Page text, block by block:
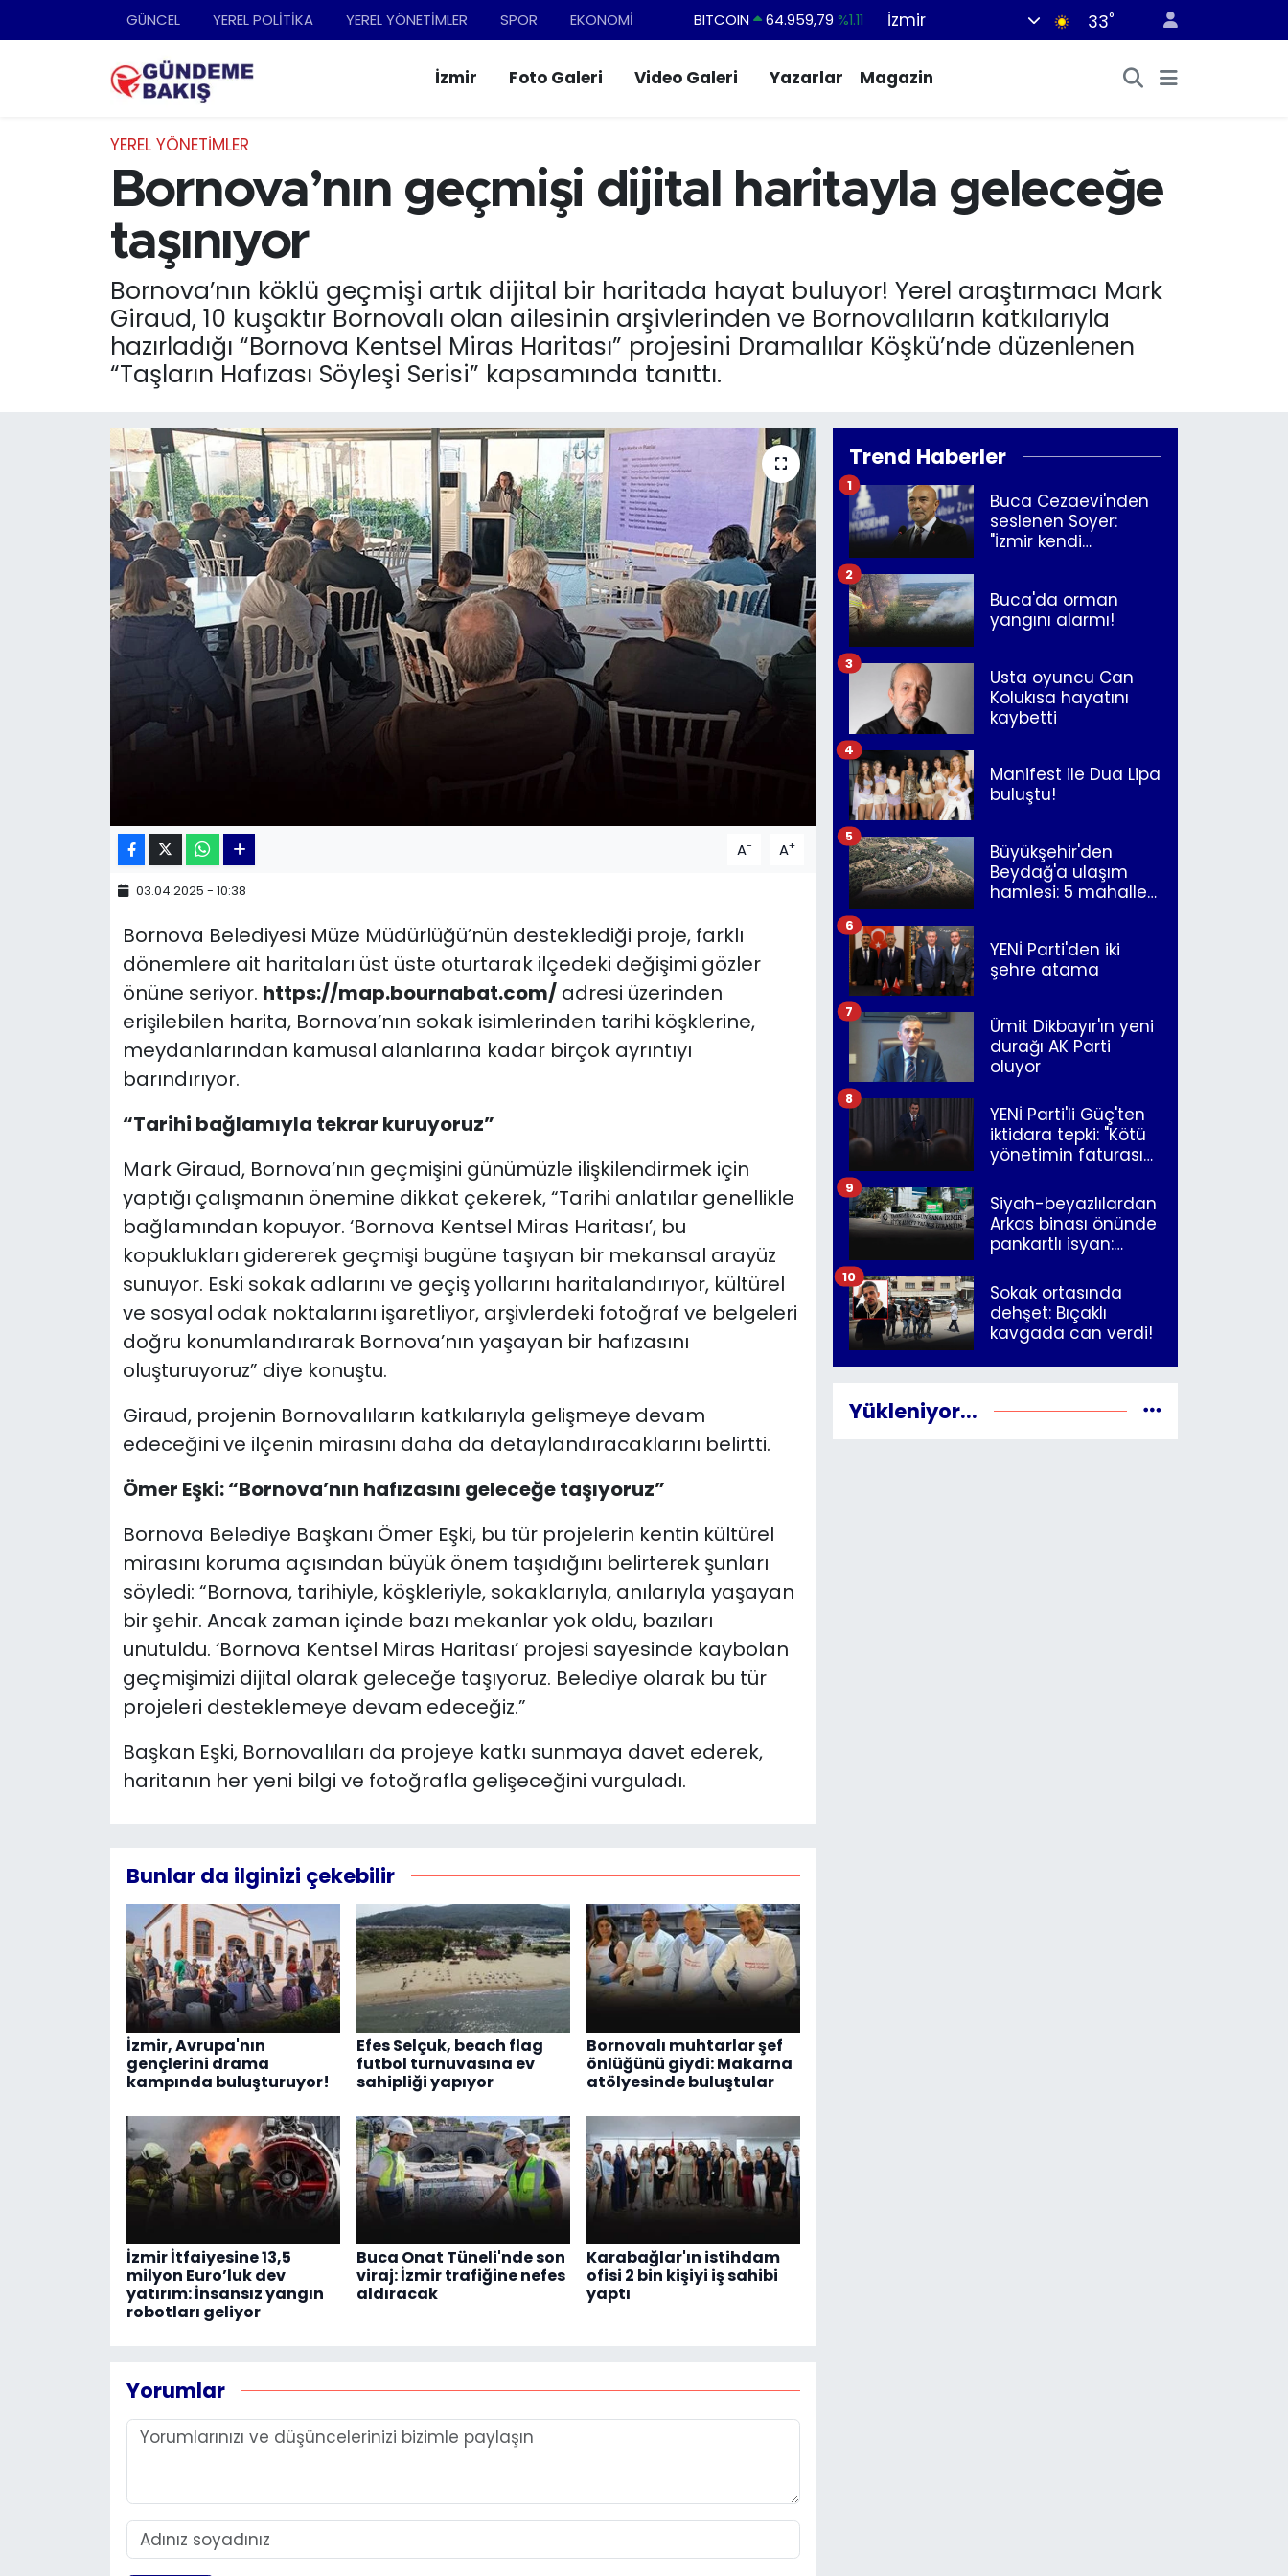
GÜNCEL YEREL POLİTİKA YEREL YÖNETİMLER SPOR EKONOMİ BITCOIN 64.959,79 %1.11
DOLAR
47,7436%0.18
EURO
55,2510 %0.32
BİST100
13.779 %-14
İzmir 33°
İzmir Foto Galeri Video Galeri Yazarlar Magazin
YEREL YÖNETİMLER
Bornova’nın geçmişi dijital haritayla geleceğe
taşınıyor
Bornova’nın köklü geçmişi artık dijital bir haritada hayat buluyor! Yerel araştırmacı Mark
Giraud, 10 kuşaktır Bornovalı olan ailesinin arşivlerinden ve Bornovalıların katkılarıyla
hazırladığı “Bornova Kentsel Miras Haritası” projesini Dramalılar Köşkü’nde düzenlenen
“Taşların Hafızası Söyleşi Serisi” kapsamında tanıttı.
A- A+
03.04.2025 - 10:38
Bornova Belediyesi Müze Müdürlüğü’nün desteklediği proje, farklı
dönemlere ait haritaları üst üste oturtarak ilçedeki değişimi gözler
önüne seriyor. https://map.bournabat.com/adresi üzerinden
erişilebilen harita, Bornova’nın sokak isimlerinden tarihi köşklerine,
meydanlarından kamusal alanlarına kadar birçok ayrıntıyı
barındırıyor.
“Tarihi bağlamıyla tekrar kuruyoruz”
Mark Giraud, Bornova’nın geçmişini günümüzle ilişkilendirmek için
yaptığı çalışmanın önemine dikkat çekerek, “Tarihi anlatılar genellikle
bağlamından kopuyor. ‘Bornova Kentsel Miras Haritası’, bu
kopuklukları gidererek geçmişi bugüne taşıyan bir mekansal arayüz
sunuyor. Eski sokak adlarını ve geçiş yollarını haritalandırıyor, kültürel
ve sosyal odak noktalarını işaretliyor, arşivlerdeki fotoğraf ve belgeleri
doğru konumlandırarak Bornova’nın yaşayan bir hafızasını
oluşturuyoruz” diye konuştu.
Giraud, projenin Bornovalıların katkılarıyla gelişmeye devam
edeceğini ve ilçenin mirasını daha da detaylandıracaklarını belirtti.
Ömer Eşki: “Bornova’nın hafızasını geleceğe taşıyoruz”
Bornova Belediye Başkanı Ömer Eşki, bu tür projelerin kentin kültürel
mirasını koruma açısından büyük önem taşıdığını belirterek şunları
söyledi: “Bornova, tarihiyle, köşkleriyle, sokaklarıyla, anılarıyla yaşayan
bir şehir. Ancak zaman içinde bazı mekanlar yok oldu, bazıları
unutuldu. ‘Bornova Kentsel Miras Haritası’ projesi sayesinde kaybolan
geçmişimizi dijital olarak geleceğe taşıyoruz. Belediye olarak bu tür
projeleri desteklemeye devam edeceğiz.”
Başkan Eşki, Bornovalıları da projeye katkı sunmaya davet ederek,
haritanın her yeni bilgi ve fotoğrafla gelişeceğini vurguladı.
Bunlar da ilginizi çekebilir
İzmir, Avrupa'nın
gençlerini drama
kampında buluşturuyor!
Efes Selçuk, beach flag
futbol turnuvasına ev
sahipliği yapıyor
Bornovalı muhtarlar şef
önlüğünü giydi: Makarna
atölyesinde buluştular
İzmir İtfaiyesine 13,5
milyon Euro’luk dev
yatırım: İnsansız yangın
robotları geliyor
Buca Onat Tüneli'nde son
viraj: İzmir trafiğine nefes
aldıracak
Karabağlar'ın istihdam
ofisi 2 bin kişiyi iş sahibi
yaptı
Yorumlar
Trend Haberler
Buca Cezaevi'nden
seslenen Soyer:
"İzmir kendi
1
Buca'da orman
yangını alarmı!
2
Usta oyuncu Can
Kolukısa hayatını
kaybetti
3
Manifest ile Dua Lipa
buluştu!
4
Büyükşehir'den
Beydağ'a ulaşım
hamlesi: 5 mahalle
5
YENİ Parti'den iki
şehre atama
6
Ümit Dikbayır'ın yeni
durağı AK Parti
oluyor
7
YENİ Parti'li Güç'ten
iktidara tepki: "Kötü
yönetimin faturasını
8
Siyah-beyazlılardan
Arkas binası önünde
pankartlı isyan:
İzmir"
9
Sokak ortasında
dehşet: Bıçaklı
kavgada can verdi!
10
Yükleniyor...
Ankara
DÜNYA
EKONOMİ
English News
KÜLTÜR SANAT
MAGAZİN
POLİTİKA
SAĞLIK
Siyaset
TEKNOLOJİ
YEREL POLİTİKA
YEREL YÖNETİMLER
Nöbetçi Eczaneler
Trafik Durumu
Süper Lig Puan Durumu ve Fikstür
Tüm Manşetler
Son Dakika Haberleri
Haber Arşivi